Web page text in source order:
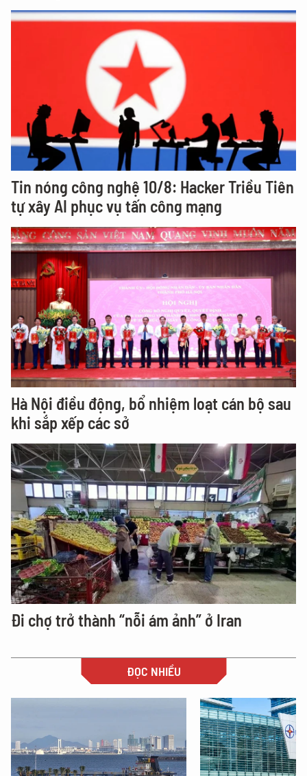
Tin nóng công nghệ 10/8: Hacker Triều Tiên
tự xây AI phục vụ tấn công mạng
Hà Nội điều động, bổ nhiệm loạt cán bộ sau
khi sắp xếp các sở
Đi chợ trở thành “nỗi ám ảnh” ở Iran
ĐỌC NHIỀU